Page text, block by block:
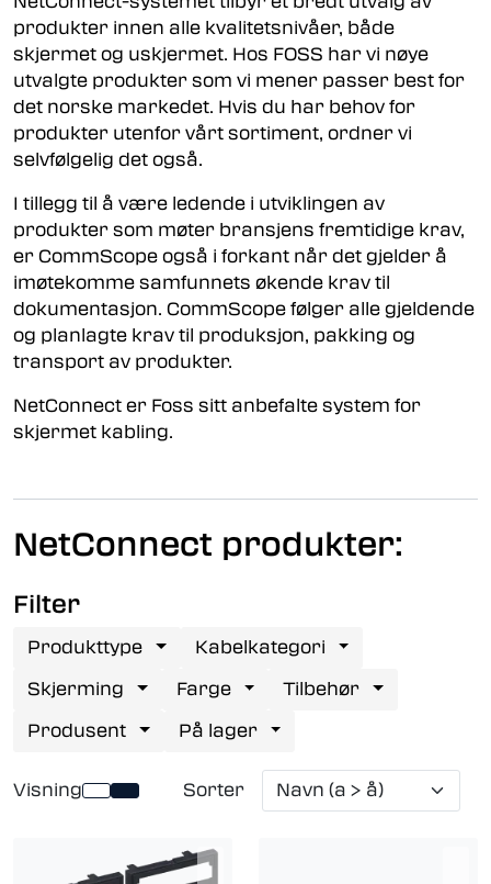
produkter innen alle kvalitetsnivåer, både
skjermet og uskjermet. Hos FOSS har vi nøye
utvalgte produkter som vi mener passer best for
det norske markedet. Hvis du har behov for
produkter utenfor vårt sortiment, ordner vi
selvfølgelig det også.
I tillegg til å være ledende i utviklingen av
produkter som møter bransjens fremtidige krav,
er CommScope også i forkant når det gjelder å
imøtekomme samfunnets økende krav til
dokumentasjon. CommScope følger alle gjeldende
og planlagte krav til produksjon, pakking og
transport av produkter.
NetConnect er Foss sitt anbefalte system for
skjermet kabling.
NetConnect produkter:
Filter
Produkttype
Kabelkategori
Skjerming
Farge
Tilbehør
Produsent
På lager
Visning Sorter